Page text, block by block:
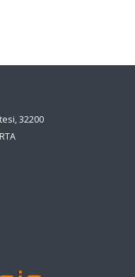
32200